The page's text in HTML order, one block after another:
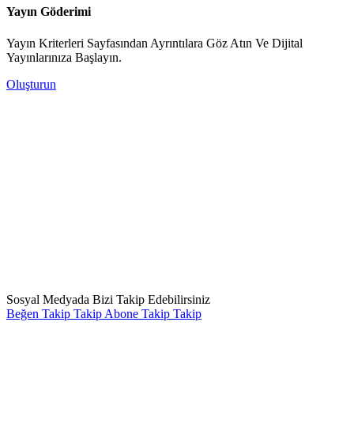
Yayın Göderimi
Yayın Kriterleri Sayfasından Ayrıntılara Göz Atın Ve Dijital
Yayınlarınıza Başlayın.
Oluşturun
Sosyal Medyada Bizi Takip Edebilirsiniz
Beğen Takip Takip Abone Takip Takip